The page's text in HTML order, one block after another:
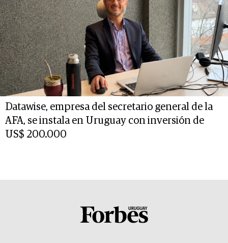
Datawise, empresa del secretario general de la
AFA, se instala en Uruguay con inversión de
US$ 200.000